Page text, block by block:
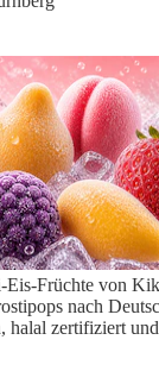
Früchte von
nach
halal zertifiziert